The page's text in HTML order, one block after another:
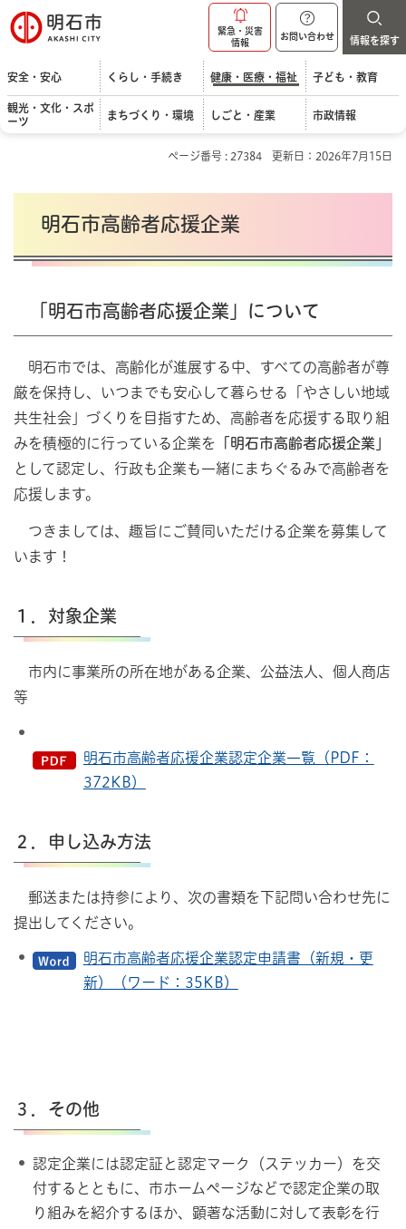
明石市
緊急・災害
情報
お問い合わせ 情報を探す
安全・安心 くらし・手続き 健康・医療・福祉 子ども・教育
観光・文化・スポ
ーツ
まちづくり・環境 しごと・産業 市政情報
ページ番号 : 27384 更新日：2026年7月15日
明石市高齢者応援企業
「明石市高齢者応援企業」について
明石市では、高齢化が進展する中、すべての高齢者が尊
厳を保持し、いつまでも安心して暮らせる「やさしい地域
共生社会」づくりを目指すため、高齢者を応援する取り組
みを積極的に行っている企業を 「明石市高齢者応援企業」
として認定し、行政も企業も一緒にまちぐるみで高齢者を
応援します。
つきましては、趣旨にご賛同いただける企業を募集して
います！
１．対象企業
市内に事業所の所在地がある企業、公益法人、個人商店
等
明石市高齢者応援企業認定企業一覧（PDF：
372KB）
２．申し込み方法
郵送または持参により、次の書類を下記問い合わせ先に
提出してください。
明石市高齢者応援企業認定申請書（新規・更
新）（ワード：35KB）
３．その他
認定企業には認定証と認定マーク（ステッカー）を交
付するとともに、市ホームページなどで認定企業の取
り組みを紹介するほか、顕著な活動に対して表彰を行